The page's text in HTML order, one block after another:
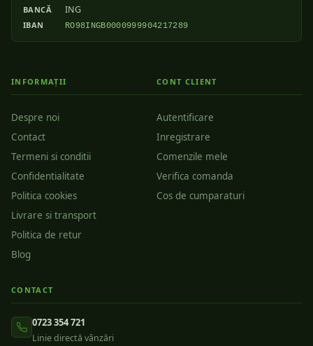
BANCĂ ING
IBAN RO98INGB0000999904217289
INFORMAȚII
Despre noi
Contact
Termeni si conditii
Confidentialitate
Politica cookies
Livrare si transport
Politica de retur
Blog
CONT CLIENT
Autentificare
Inregistrare
Comenzile mele
Verifica comanda
Cos de cumparaturi
CONTACT
0723 354 721
Linie directă vânzări